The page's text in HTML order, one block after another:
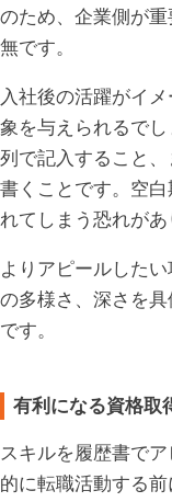
のため、企業側が
無です。
入社後の活躍がイ
象を与えられるで
列で記入すること
書くことです。空
れてしまう恐れがあ
よりアピールした
の多様さ、深さを
です。
有利になる資格取
スキルを履歴書で
的に転職活動する